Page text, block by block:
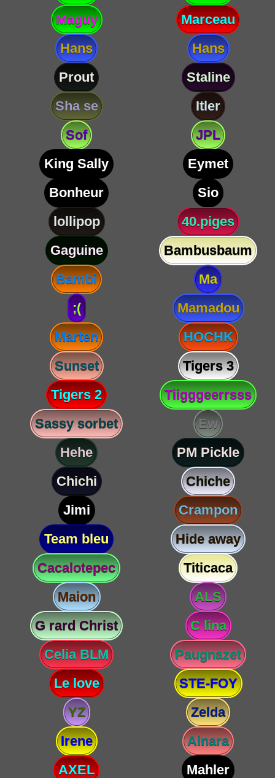
Maguy
Marceau
Hans
Hans
Prout
Staline
Sha se
Itler
Sof
JPL
King Sally
Eymet
Bonheur
Sio
lollipop
40.piges
Gaguine
Bambusbaum
Bambi
Ma
;(
Mamadou
Marten
HOCHK
Sunset
Tigers 3
Tigers 2
Tiigggeerrsss
Sassy sorbet
Ew
Hehe
PM Pickle
Chichi
Chiche
Jimi
Crampon
Team bleu
Hide away
Cacalotepec
Titicaca
Maion
ALS
G rard Christ
C lina
Celia BLM
Paugnazet
Le love
STE-FOY
YZ
Zelda
Irene
Ainara
AXEL
Mahler